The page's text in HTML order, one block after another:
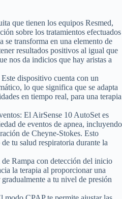
que tienen los equipos Resmed,
sobre los tratamientos efectuados
se transforma en una elemento de
resultados positivos al igual que
nos da indicios que hay aristas a
Este dispositivo cuenta con un
lo que significa que se adapta
en tiempo real, para una terapia
El AirSense 10 AutoSet es
de eventos de apnea, incluyendo
de Cheyne-Stokes. Esto
tu salud respiratoria durante la
Rampa con detección del inicio
la terapia al proporcionar una
a tu nivel de presión